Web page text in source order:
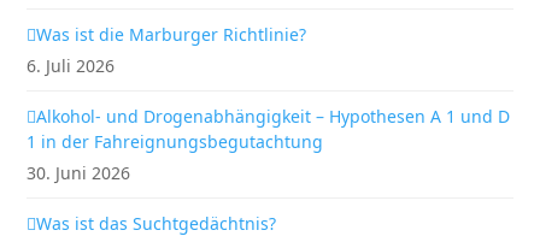
Was ist die Marburger Richtlinie?
6. Juli 2026
Alkohol- und Drogenabhängigkeit – Hypothesen A 1 und D
1 in der Fahreignungsbegutachtung
30. Juni 2026
Was ist das Suchtgedächtnis?